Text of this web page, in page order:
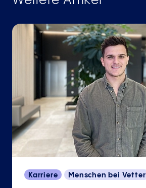
Karriere Menschen bei Vetter